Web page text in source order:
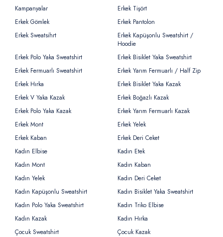
Kampanyalar
Erkek Tişört
Erkek Gömlek
Erkek Pantolon
Erkek Sweatsihrt
Erkek Kapüşonlu Sweatshirt /
Hoodie
Erkek Polo Yaka Sweatshirt
Erkek Bisiklet Yaka Sweatshirt
Erkek Fermuarlı Sweatshirt
Erkek Yarım Fermuarlı / Half Zip
Erkek Hırka
Erkek Bisiklet Yaka Kazak
Erkek V Yaka Kazak
Erkek Boğazlı Kazak
Erkek Polo Yaka Kazak
Erkek Yarım Fermuarlı Kazak
Erkek Mont
Erkek Yelek
Erkek Kaban
Erkek Deri Ceket
Kadın Elbise
Kadın Etek
Kadın Mont
Kadın Kaban
Kadın Yelek
Kadın Deri Ceket
Kadın Kapüşonlu Sweatshirt
Kadın Bisiklet Yaka Sweatshirt
Kadın Polo Yaka Sweatshirt
Kadın Triko Elbise
Kadın Kazak
Kadın Hırka
Çocuk Sweatshirt
Çocuk Kazak